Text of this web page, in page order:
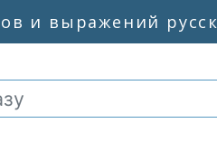
и выражений